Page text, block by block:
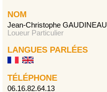
NOM
Jean-Christophe GAUDINEAU
Loueur Particulier
LANGUES PARLÉES
TÉLÉPHONE
06.16.82.64.13